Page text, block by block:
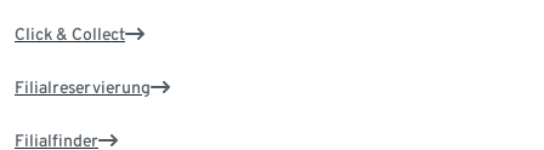
Click & Collect
Filialreservierung
Filialfinder